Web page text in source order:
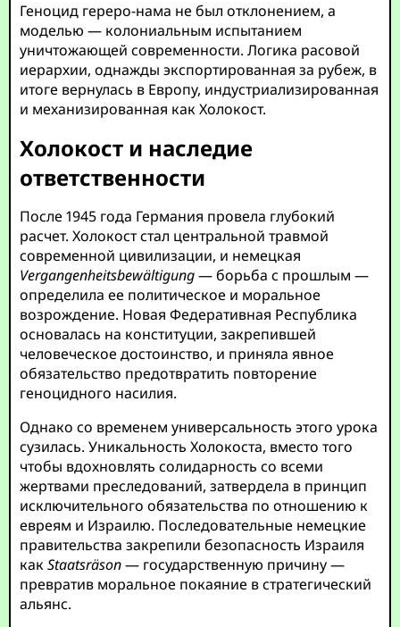
Геноцид гереро-нама не был отклонением, а
моделью — колониальным испытанием
уничтожающей современности. Логика расовой
иерархии, однажды экспортированная за рубеж, в
итоге вернулась в Европу, индустриализированная
и механизированная как Холокост.
Холокост и наследие
ответственности
После 1945 года Германия провела глубокий
расчет. Холокост стал центральной травмой
современной цивилизации, и немецкая
Vergangenheitsbewältigung— борьба с прошлым —
определила ее политическое и моральное
возрождение. Новая Федеративная Республика
основалась на конституции, закрепившей
человеческое достоинство, и приняла явное
обязательство предотвратить повторение
геноцидного насилия.
Однако со временем универсальность этого урока
сузилась. Уникальность Холокоста, вместо того
чтобы вдохновлять солидарность со всеми
жертвами преследований, затвердела в принцип
исключительного обязательства по отношению к
евреям и Израилю. Последовательные немецкие
правительства закрепили безопасность Израиля
какStaatsräson— государственную причину —
превратив моральное покаяние в стратегический
альянс.